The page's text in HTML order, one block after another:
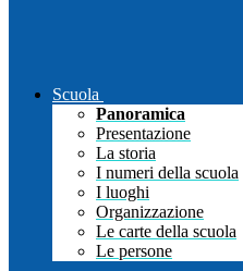
Scuola
Panoramica
Presentazione
La storia
I numeri della scuola
I luoghi
Organizzazione
Le carte della scuola
Le persone